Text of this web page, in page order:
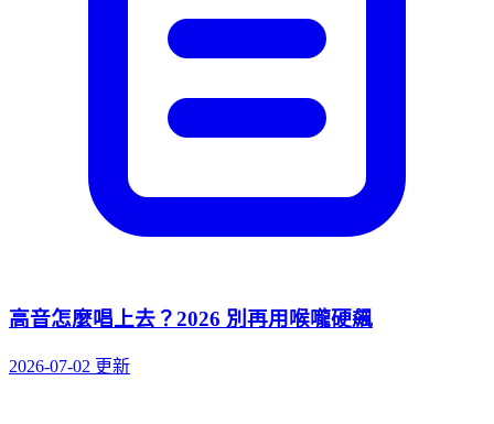
高音怎麼唱上去？2026 別再用喉嚨硬飆
2026-07-02 更新